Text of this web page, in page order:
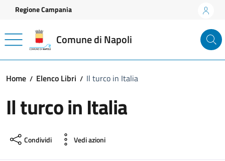
Vai ai contenuti
Vai al footer
Regione Campania
Comune di Napoli
Home Elenco Libri Il turco in Italia
Il turco in Italia
Condividi Vedi azioni